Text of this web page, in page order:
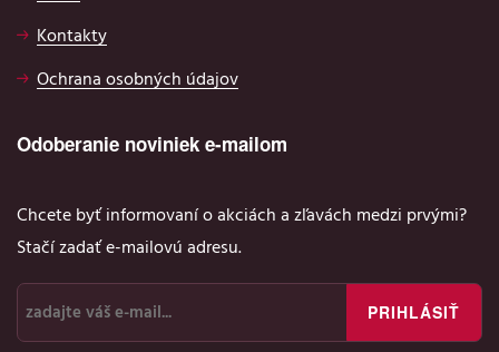
Kontakty
Ochrana osobných údajov
Odoberanie noviniek e-mailom
Chcete byť informovaní o akciách a zľavách medzi prvými?
Stačí zadať e-mailovú adresu.